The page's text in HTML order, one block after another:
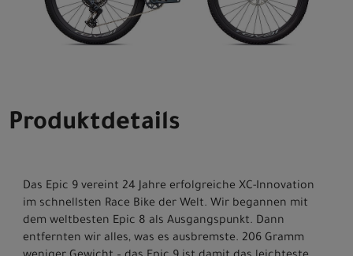
Produktdetails
Das Epic 9 vereint 24 Jahre erfolgreiche XC-Innovation
im schnellsten Race Bike der Welt. Wir begannen mit
dem weltbesten Epic 8 als Ausgangspunkt. Dann
entfernten wir alles, was es ausbremste. 206 Gramm